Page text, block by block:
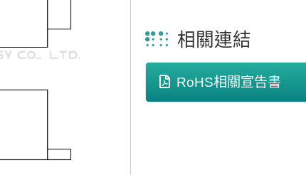
相關連結
RoHS相關宣告書